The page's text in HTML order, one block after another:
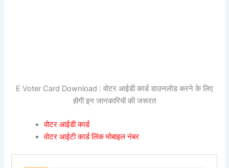
E Voter Card Download : वोटर आईडी कार्ड डाउनलोड करने के लिए
होगी इन जानकारियों की जरूरत
वोटर आईडी कार्ड
वोटर आईटी कार्ड लिंक मोबाइल नंबर